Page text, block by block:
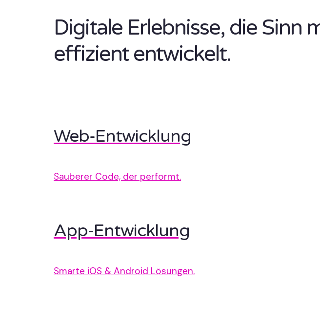
Digitale Erlebnisse, die Sinn
effizient entwickelt.
Web-Entwicklung
Sauberer Code, der performt.
App-Entwicklung
Smarte iOS & Android Lösungen.